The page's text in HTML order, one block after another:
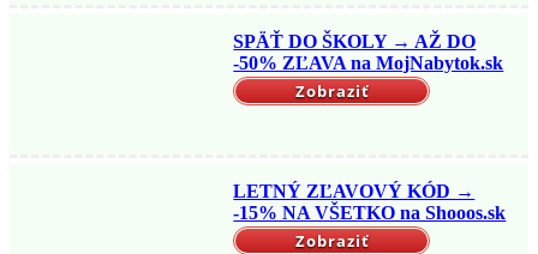
SPÄŤ DO ŠKOLY → AŽ DO
-50% ZĽAVA na MojNabytok.sk
Zobraziť
LETNÝ ZĽAVOVÝ KÓD →
-15% NA VŠETKO na Shooos.sk
Zobraziť